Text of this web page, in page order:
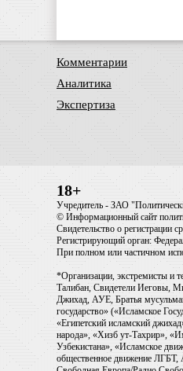
Комментарии
Аналитика
Экспертиза
18+
Учредитель - ЗАО
© Информационный сайт
Свидетельство о регистрации
Регистрирующий орган:
При полном или частичном
*Организации, экстремисты и
Талибан, Свидетели Иеговы,
Джихад, АУЕ, Братья
государство» («Исламское
«Египетский исламский
народа», «Хизб ут-Тахрир»,
Узбекистана», «Исламское
общественное движение